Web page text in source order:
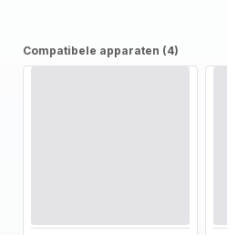
Compatibele apparaten (4)